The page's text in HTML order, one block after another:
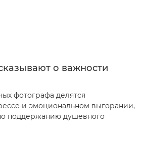
о важности
фотографа делятся
и эмоциональном выгорании,
поддержанию душевного